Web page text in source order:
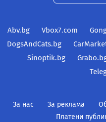
Abv.bg Vbox7.com
DogsAndCats.bg
Sinoptik.bg
За нас За реклама
Платени